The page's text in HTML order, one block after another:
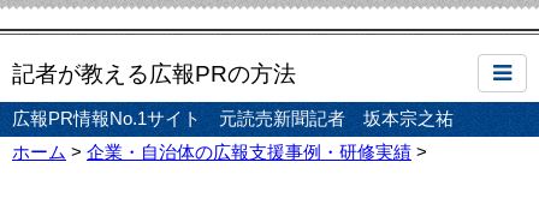
記者が教える広報PRの方法
広報PR情報No.1サイト 元読売新聞記者 坂本宗之祐
ホーム > 企業・自治体の広報支援事例・研修実績 >